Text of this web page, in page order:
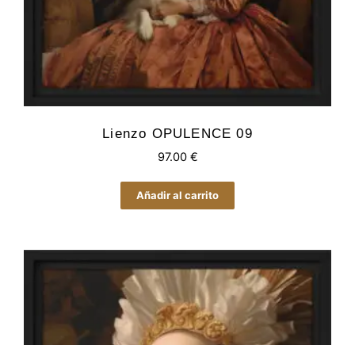
Lienzo OPULENCE 09
97.00 €
Añadir al carrito